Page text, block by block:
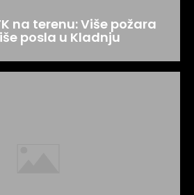
na terenu: Više požara
posla u Kladnju